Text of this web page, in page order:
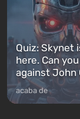
Quiz: Skynet
here. Can
against John
acaba de